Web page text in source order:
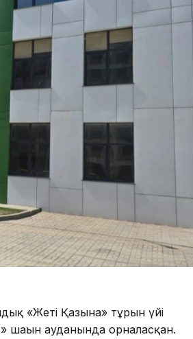
«Жеті Қазына» тұрғын үйі
шағын ауданында орналасқан.